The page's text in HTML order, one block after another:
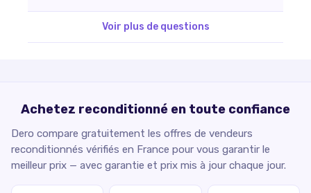
Voir plus de questions
Achetez reconditionné en toute confiance
Dero compare gratuitement les offres de vendeurs
reconditionnés vérifiés en France pour vous garantir le
meilleur prix — avec garantie et prix mis à jour chaque jour.